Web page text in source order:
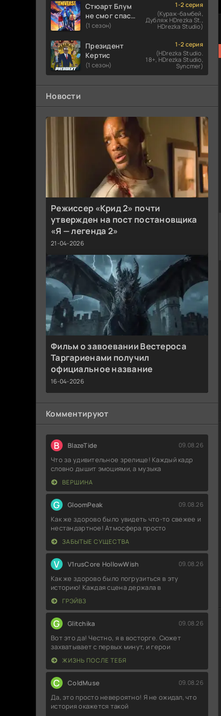
Стюарт Блум
не смог спасти
вселенную
(1 сезон)
1-2 серия
(Кураж-бамбей,
Дубляж HDrezka St.,
HDrezka Studio)
Президент
Кертис
(1 сезон)
1-2 серия
(HDrezka Studio.
18+, HDrezka Studio,
Syncmer)
Новости
Режиссер «Крид 2» почти
утвержден на пост постановщика
«Я — легенда 2»
21-04-2026
Фильм о завоевании Вестероса
Таргариенами получил
официальное название
16-04-2026
Комментируют
B BlazeTide 09.08.26
Что за удивительное зрелище! Каждый кадр
словно дышит эмоциями, а музыка
ВЕРШИНА
G GloomPeak 09.08.26
Как же здорово было увидеть что-то свежее и
нестандартное! Атмосфера просто
ЗАБЫТЫЕ СУЩЕСТВА
V V1rusCore HollowWish 09.08.26
Как же здорово было погрузиться в эту
историю! Каждая сцена держала в
ГРЭЙВЗ
G Glitchika 09.08.26
Вот это да! Честно, я в восторге. Сюжет
захватывает с первых минут, и герои
ЖИЗНЬ ПОСЛЕ ТЕБЯ
C ColdMuse 09.08.26
Да, это просто невероятно! Я не ожидал, что
история окажется такой